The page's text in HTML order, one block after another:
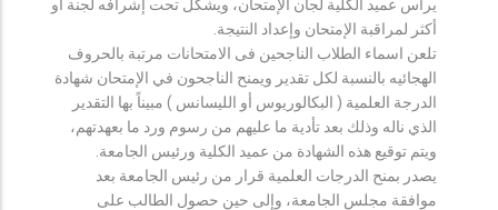
يرأس عميد الكلية لجان الإمتحان، ويشكل تحت إشرافه لجنة او
أكثر لمراقبة الإمتحان وإعداد النتيجة.
تلعن اسماء الطلاب الناجحين فى الامتحانات مرتبة بالحروف
الهجائيه بالنسبة لكل تقدير ويمنح الناجحون في الإمتحان شهادة
الدرجة العلمية ( البكالوريوس أو الليسانس ) مبيناً بها التقدير
الذي ناله وذلك بعد تأدية ما عليهم من رسوم ورد ما بعهدتهم،
ويتم توقيع هذه الشهادة من عميد الكلية ورئيس الجامعة.
يصدر بمنح الدرجات العلمية قرار من رئيس الجامعة بعد
موافقة مجلس الجامعة، وإلى حين حصول الطالب على